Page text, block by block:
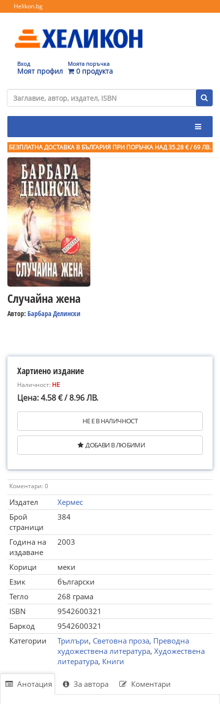
Helikon.bg
Вход
Моят профил
Моята поръчка
0 продукта
БЕЗПЛАТНА ДОСТАВКА В БЪЛГАРИЯ ПРИ ПОРЪЧКА НАД 35.28 € / 69 ЛВ.
Случайна жена
Автор: Барбара Делински
Хартиено издание
Наличност: НЕ
Цена: 4.58 € / 8.96 ЛВ.
НЕ Е В НАЛИЧНОСТ
ДОБАВИ В ЛЮБИМИ
Коментари: 0
Издател
Хермес
Брой
страници
384
Година на
издаване
2003
Корици
меки
Език
български
Тегло
268 грама
ISBN
9542600321
Баркод
9542600321
Категории
Трилъри, Световна проза, Преводна
художествена литература, Художествена
литература, Книги
Анотация За автора Коментари